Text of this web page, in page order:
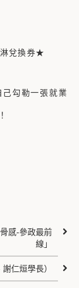
兌換券★
勾勒一張就業
感-參政最前
線」
仁烜學長）